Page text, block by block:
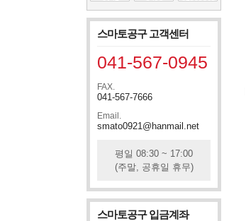
스마토공구 고객센터
041-567-0945
FAX.
041-567-7666
Email.
smato0921@hanmail.net
평일 08:30 ~ 17:00
(주말, 공휴일 휴무)
스마토공구 입금계좌